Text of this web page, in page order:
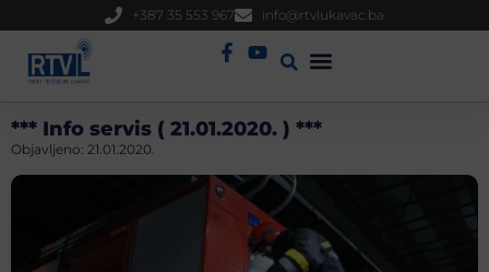
+387 35 553 967 info@rtvlukavac.ba
*** Info servis ( 21.01.2020. ) ***
Objavljeno: 21.01.2020.